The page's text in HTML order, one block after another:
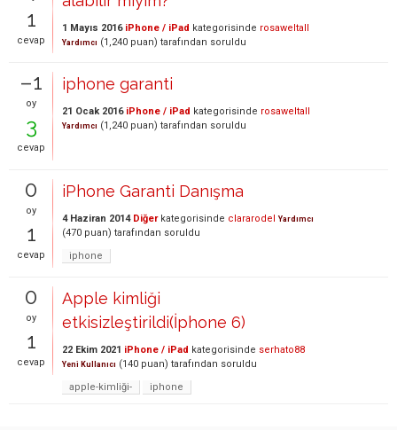
1
cevap
1 Mayıs 2016 iPhone / iPad kategorisinde rosaweltall
Yardımcı (1,240 puan) tarafından soruldu
–1
oy
3
cevap
iphone garanti
21 Ocak 2016 iPhone / iPad kategorisinde rosaweltall
Yardımcı (1,240 puan) tarafından soruldu
0
oy
1
cevap
iPhone Garanti Danışma
4 Haziran 2014 Diğerkategorisinde clararodel Yardımcı
(470 puan) tarafından soruldu
iphone
0
oy
1
cevap
Apple kimliği
etkisizleştirildi(İphone 6)
22 Ekim 2021 iPhone / iPad kategorisinde serhato88
Yeni Kullanıcı (140 puan) tarafından soruldu
apple-kimliği-
iphone